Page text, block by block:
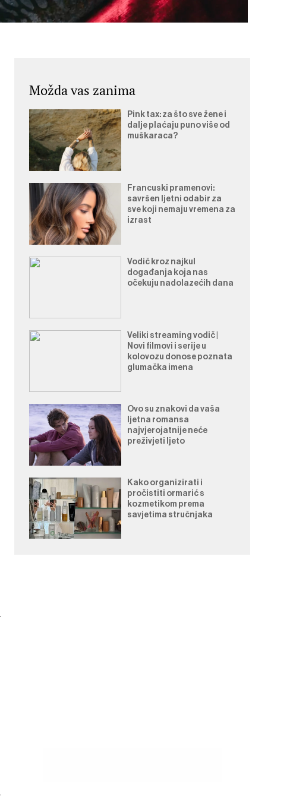
Možda vas zanima
Pink tax: za što sve žene i
dalje plaćaju puno više od
muškaraca?
Francuski pramenovi:
savršen ljetni odabir za
sve koji nemaju vremena za
izrast
Vodič kroz najkul
događanja koja nas
očekuju nadolazećih dana
Veliki streaming vodič |
Novi filmovi i serije u
kolovozu donose poznata
glumačka imena
Ovo su znakovi da vaša
ljetna romansa
najvjerojatnije neće
preživjeti ljeto
Kako organizirati i
pročistiti ormarić s
kozmetikom prema
savjetima stručnjaka